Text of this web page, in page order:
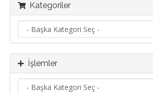
Kategoriler
İşlemler